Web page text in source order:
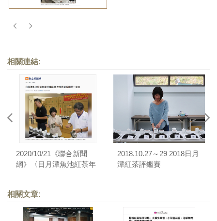
相關連結:
2020/10/21《聯合新聞
網》〈日月潭魚池紅茶年
2018.10.27～29 2018日月
潭紅茶評鑑賽
相關文章: